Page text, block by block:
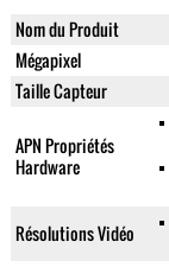
Nom du Produit
Mégapixel
Taille Capteur
APN Propriétés
Hardware
Résolutions Vidéo